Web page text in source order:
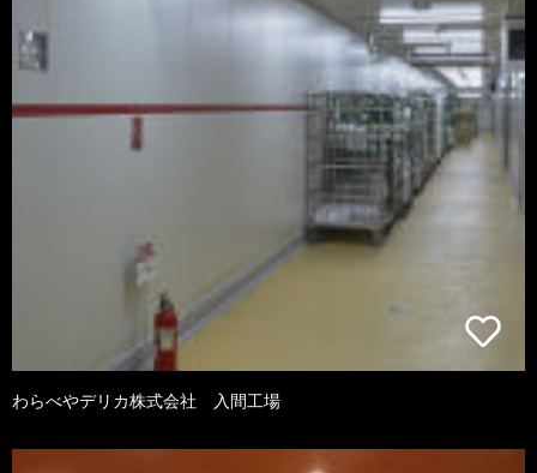
わらべやデリカ株式会社 入間工場